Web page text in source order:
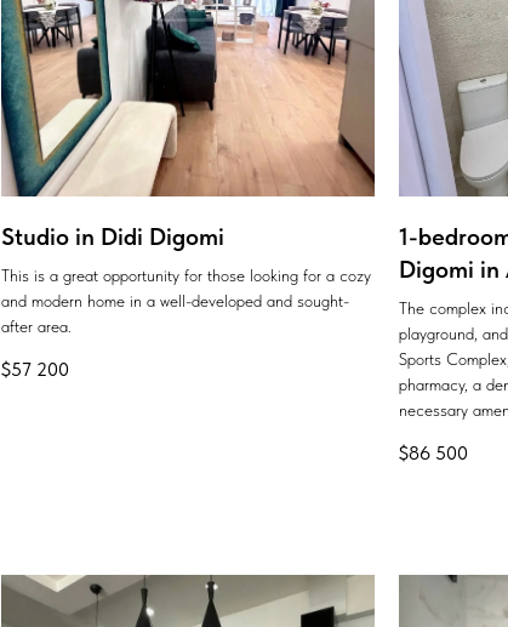
Studio in Didi Digomi
This is a great opportunity for those looking for a cozy
and modern home in a well-developed and sought-
after area.
$57 200
1-
Digomi in
The complex
playground,
Sports
pharmacy, a
necessary
$86 500